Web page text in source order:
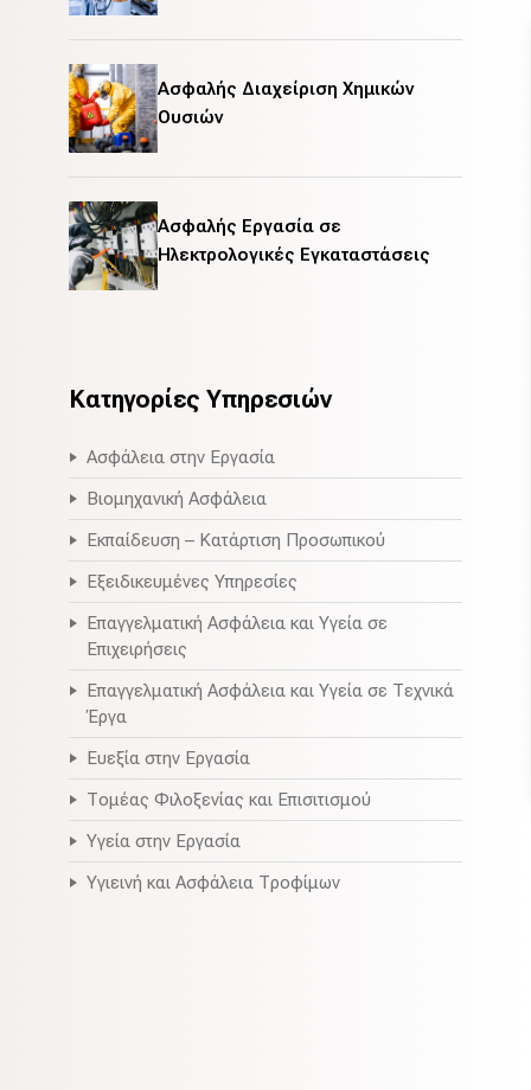
Ασφαλής Διαχείριση Χημικών
Ουσιών
Ασφαλής Εργασία σε
Ηλεκτρολογικές Εγκαταστάσεις
Κατηγορίες Υπηρεσιών
Ασφάλεια στην Εργασία
Βιομηχανική Ασφάλεια
Εκπαίδευση – Κατάρτιση Προσωπικού
Εξειδικευμένες Υπηρεσίες
Επαγγελματική Ασφάλεια και Υγεία σε
Επιχειρήσεις
Επαγγελματική Ασφάλεια και Υγεία σε Τεχνικά
Έργα
Ευεξία στην Εργασία
Τομέας Φιλοξενίας και Επισιτισμού
Υγεία στην Εργασία
Υγιεινή και Ασφάλεια Τροφίμων